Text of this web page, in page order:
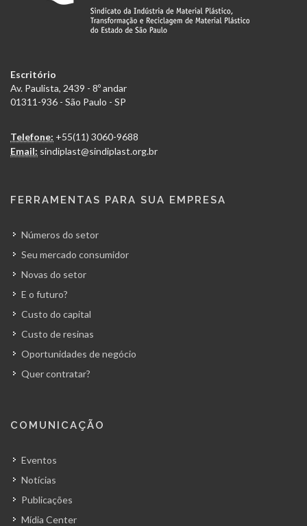
Escritório
Av. Paulista, 2439 - 8º andar
01311-936 - São Paulo - SP
Telefone: +55(11) 3060-9688
Email: sindiplast@sindiplast.org.br
FERRAMENTAS PARA SUA EMPRESA
Números do setor
Seu mercado consumidor
Novas do setor
E o futuro?
Custo do capital
Custo de resinas
Oportunidades de negócio
Quer contratar?
COMUNICAÇÃO
Eventos
Notícias
Publicações
Mídia Center